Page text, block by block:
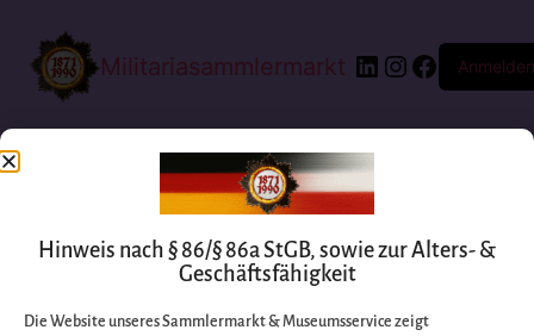
Militariasammlermarkt Anmelden
Hinweis nach § 86/§ 86a StGB, sowie zur Alters- &
Geschäftsfähigkeit
Die Website unseres Sammlermarkt & Museumsservice zeigt